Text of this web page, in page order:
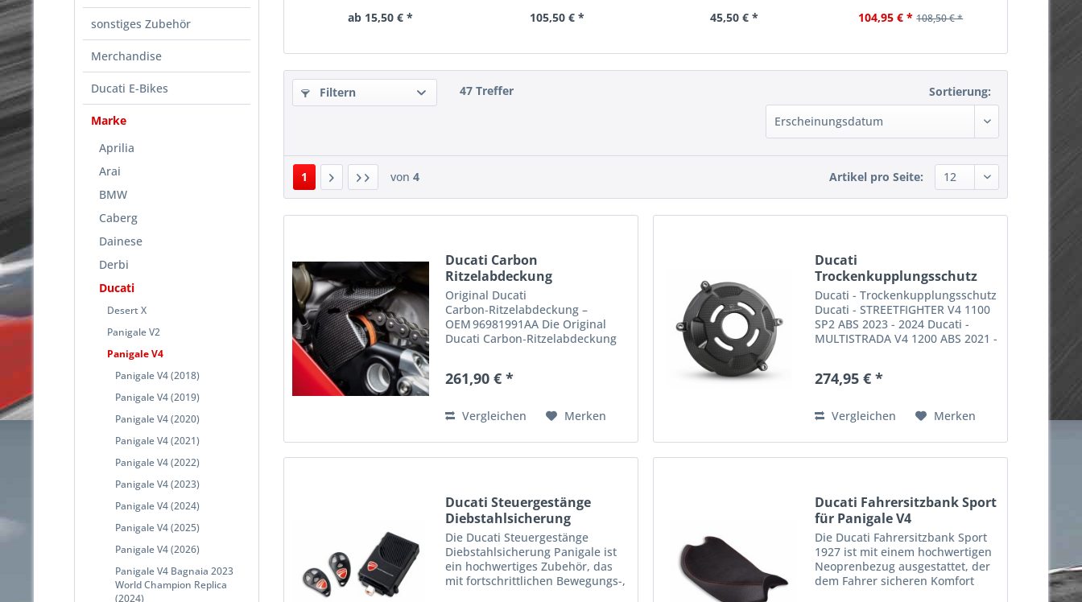
sonstiges Zubehör
Merchandise
Ducati E-Bikes
Marke
Aprilia
Arai
BMW
Caberg
Dainese
Derbi
Ducati
Desert X
Panigale V2
Panigale V4
Panigale V4 (2018)
Panigale V4 (2019)
Panigale V4 (2020)
Panigale V4 (2021)
Panigale V4 (2022)
Panigale V4 (2023)
Panigale V4 (2024)
Panigale V4 (2025)
Panigale V4 (2026)
Panigale V4 Bagnaia 2023
World Champion Replica
(2024)
ab 15,50 € * 105,50 € * 45,50 € *
104,95 € * 108,50 € *
Filtern 47 Treffer Sortierung:
1 von 4 Artikel pro Seite:
Ducati Carbon
Ritzelabdeckung
Streetfighter V4 / S
Original Ducati
Carbon‑Ritzelabdeckung –
OEM 96981991AA Die Original
Ducati Carbon‑Ritzelabdeckung
Performance‑Zubehör aus
entworfen, um die vordere...
261,90 € *
Vergleichen Merken
Ducati
Trockenkupplungsschutz
Panigale V4 1100
Ducati - Trockenkupplungsschutz
Ducati - STREETFIGHTER V4 1100
SP2 ABS 2023 - 2024 Ducati -
MULTISTRADA V4 1200 ABS 2021 -
Multistrada V4 RS 2024 - 2024
274,95 € *
Vergleichen Merken
Ducati Steuergestänge
Diebstahlsicherung
Die Ducati Steuergestänge
Diebstahlsicherung Panigale ist
ein hochwertiges Zubehör, das
mit fortschrittlichen Bewegungs-,
Ducati Fahrersitzbank Sport
für Panigale V4
Die Ducati Fahrersitzbank Sport
1927 ist mit einem hochwertigen
Neoprenbezug ausgestattet, der
dem Fahrer sicheren Komfort